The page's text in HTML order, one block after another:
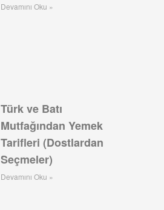
Devamını Oku »
Türk ve Batı
Mutfağından Yemek
Tarifleri (Dostlardan
Seçmeler)
Devamını Oku »